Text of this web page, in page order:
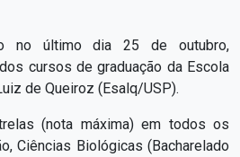
no último dia 25 de outubro,
cursos de graduação da Escola
de Queiroz (Esalq/USP).
(nota máxima) em todos os
Ciências Biológicas (Bacharelado